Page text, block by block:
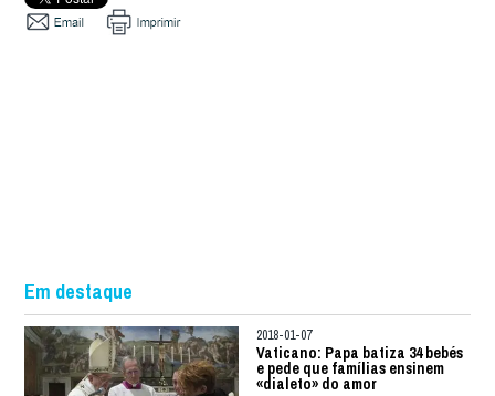
Em destaque
2018-01-07
Vaticano: Papa batiza 34 bebés
e pede que famílias ensinem
«dialeto» do amor